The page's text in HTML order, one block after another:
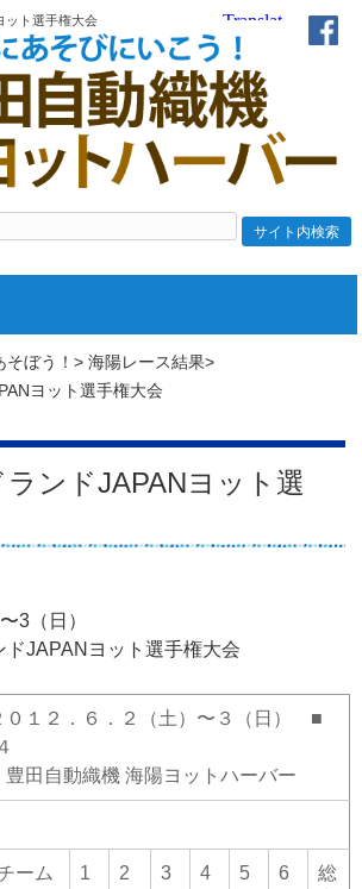
ット選手権大会
ぼう！
海陽レース結果
ヨット選手権大会
ンドJAPANヨット選
3（日）
ドJAPANヨット選手権大会
１２．６．２（土）〜３（日） ■
田自動織機 海陽ヨットハーバー
ーム
1
2
3
4
5
6
総